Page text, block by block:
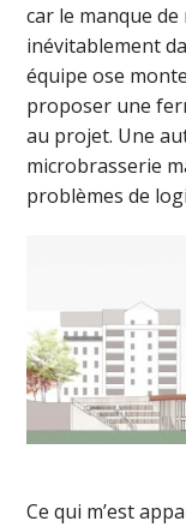
car le manque
inévitablement
équipe ose
proposer une
au projet. Une
microbrasserie
problèmes de
Ce qui m’est